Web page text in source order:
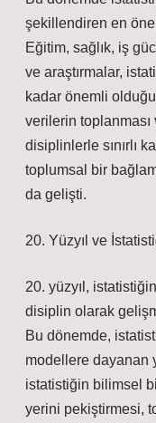
şekillendiren en
Eğitim, sağlık, iş
ve araştırmalar,
kadar önemli
verilerin toplanması
disiplinlerle sınırlı
toplumsal bir
da gelişti.
20. Yüzyıl ve
20. yüzyıl,
disiplin olarak
Bu dönemde,
modellere dayanan
istatistiğin bilimsel
yerini pekiştirmesi,